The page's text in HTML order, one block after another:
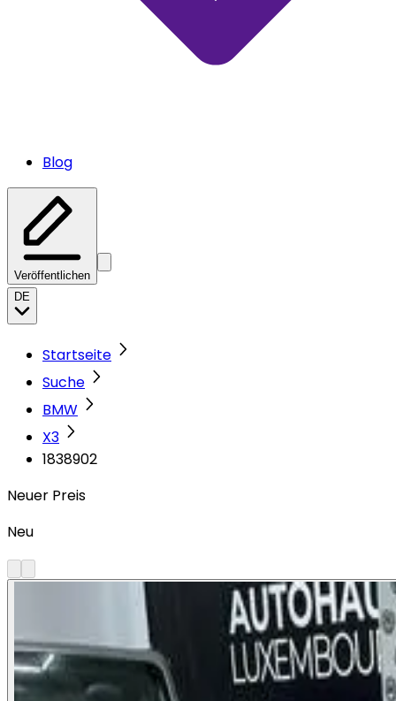
Blog
Veröffentlichen
DE
Startseite
Suche
BMW
X3
1838902
Neuer Preis
Neu